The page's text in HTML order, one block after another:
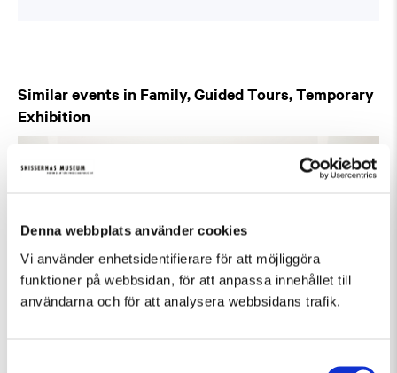
Denna webbplats använder cookies
Vi använder enhetsidentifierare för att möjliggöra
funktioner på webbsidan, för att anpassa innehållet till
användarna och för att analysera webbsidans trafik.
Similar events in Family, Guided Tours, Temporary
Exhibition